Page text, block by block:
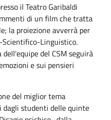
il Teatro Garibaldi
di un film che tratta
la proiezione avverrà per
Scientifico-Linguistico.
del CSM seguirà
e sui pensieri
del miglior tema
studenti delle quinte